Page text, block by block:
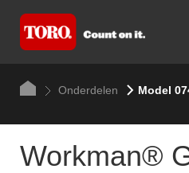
Onderdelen Model
Workman®